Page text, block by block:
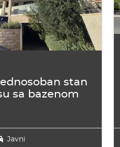
stan
sa bazenom
Javni